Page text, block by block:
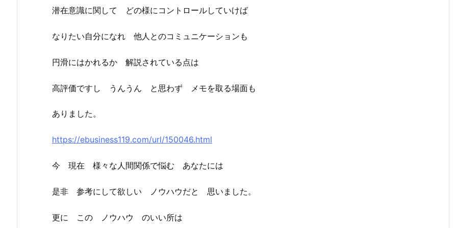
潜在意識に関して どの様にコントロールしていけば
なりたい自分になれ 他人とのコミュニケーションも
円滑にはかれるか 解説されている点は
高評価ですし うんうん と思わず メモを取る場面も
ありました。
https://ebusiness119.com/url/150046.html
今 現在 様々な人間関係で悩む あなたには
是非 参考にして欲しい ノウハウだと 思いました。
更に この ノウハウ のいい所は